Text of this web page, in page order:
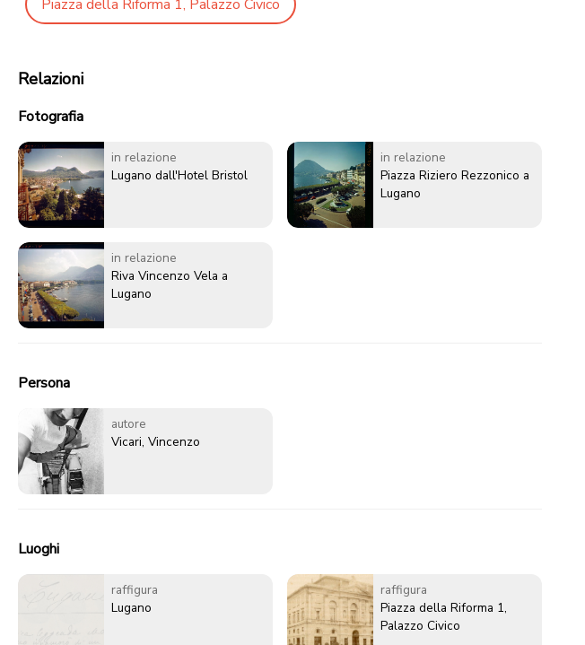
Piazza della Riforma 1, Palazzo Civico
Relazioni
Fotografia
in relazione
Lugano dall'Hotel Bristol
in relazione
Piazza Riziero Rezzonico a
Lugano
in relazione
Riva Vincenzo Vela a
Lugano
Persona
autore
Vicari, Vincenzo
Luoghi
raffigura
Lugano
raffigura
Piazza della Riforma 1,
Palazzo Civico